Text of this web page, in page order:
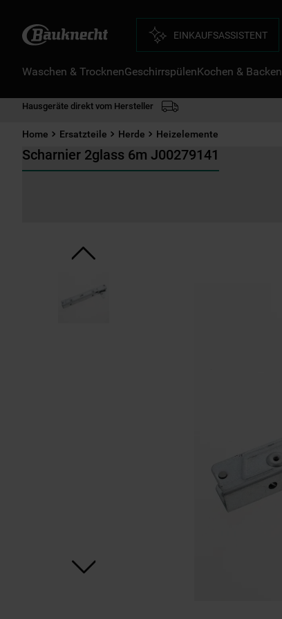
EINKAUFSASSISTENT
Waschen & TrocknenGeschirrspülenKochen & Backen
Hausgeräte direkt vom Hersteller
Home Ersatzteile Herde Heizelemente
Scharnier 2glass 6m J00279141